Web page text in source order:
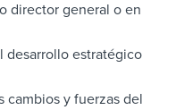
director general o en
desarrollo estratégico
y fuerzas del